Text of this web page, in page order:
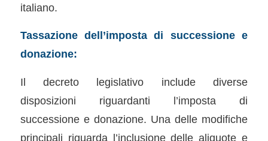
italiano.
Tassazione dell’imposta di successione e
donazione:
Il decreto legislativo include diverse
disposizioni riguardanti l’imposta di
successione e donazione. Una delle modifiche
principali riguarda l’inclusione delle aliquote e